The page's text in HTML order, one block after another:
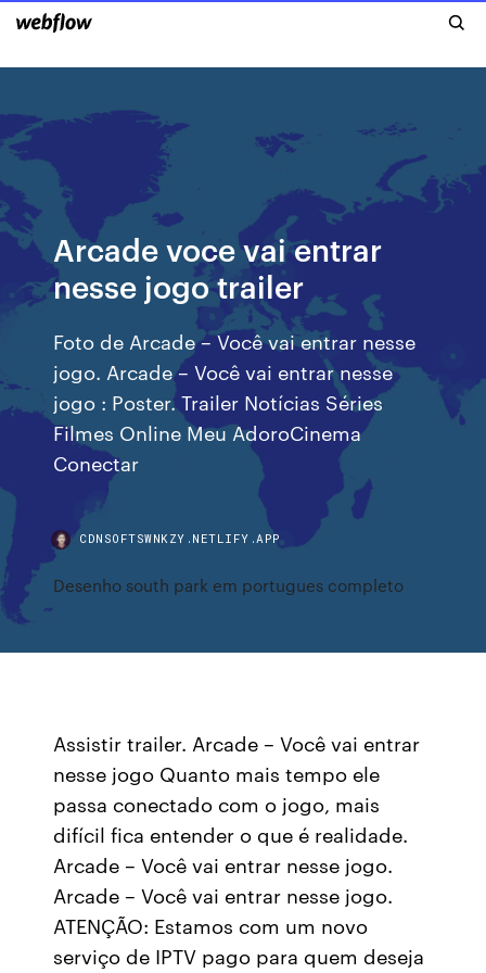
Arcade voce vai entrar
nesse jogo trailer
Foto de Arcade – Você vai entrar nesse
jogo. Arcade – Você vai entrar nesse
jogo : Poster. Trailer Notícias Séries
Filmes Online Meu AdoroCinema
Conectar
CDNSOFTSWNKZY.NETLIFY.APP
Desenho south park em portugues completo
Assistir trailer. Arcade – Você vai entrar
nesse jogo Quanto mais tempo ele
passa conectado com o jogo, mais
difícil fica entender o que é realidade.
Arcade – Você vai entrar nesse jogo.
Arcade – Você vai entrar nesse jogo.
ATENÇÃO: Estamos com um novo
serviço de IPTV pago para quem deseja